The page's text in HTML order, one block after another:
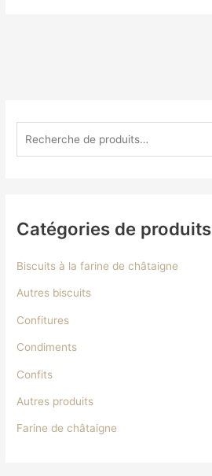
Catégories de produits
Biscuits à la farine de châtaigne
Autres biscuits
Confitures
Condiments
Confits
Autres produits
Farine de châtaigne